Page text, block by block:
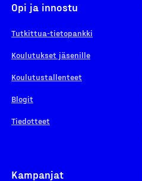
Opi ja innostu
Tutkittua-tietopankki
Koulutukset jäsenille
Koulutustallenteet
Blogit
Tiedotteet
Kampanjat